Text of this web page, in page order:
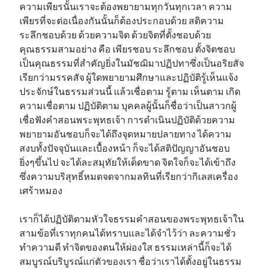
ความเพียรนั้นเราจะต้องพยายามทุกวันทุกเวลา ความ
เพียรที่จะต่อเนื่องกันนั้นก็ต้องประกอบด้วย สติความ
ระลึกชอบด้วย ด้วยความจิต ด้วยจิตที่ตั้งชอบด้วย
คุณธรรมสามอย่าง คือ เพียรชอบ ระลึกชอบ ตั้งจิตชอบ
เป็นคุณธรรมที่สำคัญยิ่งในมัชฌิมาปฏิปทาซึ่งเป็นอริยสัจ
เรียกว่ามรรคสัจ ผู้ใดพยายามศึกษาและปฏิบัติรู้เห็นแจ้ง
ประจักษ์ในธรรมส่วนนี้ แล้วเชื่อตาม รู้ตาม เห็นตาม เกิด
ความเชื่อตาม ปฏิบัติตาม บุคคลผู้นั้นก็ชื่อว่าเป็นสาวกผู้
เชื่อฟังคำสอนพระพุทธเจ้า การดำเนินปฏิบัติด้วยความ
พยายามอันชอบก็จะได้ถึงจุดหมายปลายทาง ได้ความ
สงบทั้งปัจจุบันและเบื้องหน้า ก็จะได้สติปัญญาอันชอบ
ยิ่งๆขึ้นไป จะได้ละสมุทัยให้เด็ดขาด จิตใจก็จะได้เข้าถึง
ซึ่งความบริสุทธิ์หมดจดจากมลทินที่เรียกว่ากิเลสเครื่อง
เศร้าหมอง
เราก็ได้ปฏิบัติตามหัวใจธรรมคำสอนของพระพุทธเจ้าใน
สามข้อที่เราทุกคนได้ทราบและได้จำไว้ว่า ละความชั่ว
ทำความดี ทำจิตของตนให้ผ่องใส ธรรมเหล่านี้ก็จะได้
สมบูรณ์บริบูรณ์แก่ตัวของเรา ชื่อว่าเราได้ตั้งอยู่ในธรรม